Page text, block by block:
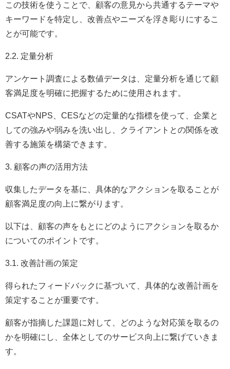
この技術を使うことで、顧客の意見から共通するテーマや
キーワードを特定し、改善点やニーズを浮き彫りにするこ
とが可能です。
2.2. 定量分析
アンケート調査による数値データは、定量分析を通じて顧
客満足度を明確に把握するために使用されます。
CSATやNPS、CESなどの定量的な指標を使って、企業と
しての強みや弱みを洗い出し、クライアントとの関係を改
善する施策を構築できます。
3. 顧客の声の活用方法
収集したデータを基に、具体的なアクションを取ることが
顧客満足度の向上に繋がります。
以下は、顧客の声をもとにどのようにアクションを取るか
についてのポイントです。
3.1. 改善計画の策定
得られたフィードバックに基づいて、具体的な改善計画を
策定することが重要です。
顧客が指摘した課題に対して、どのような対応策を取るの
かを明確にし、全体としてのサービス向上に繋げていきま
す。